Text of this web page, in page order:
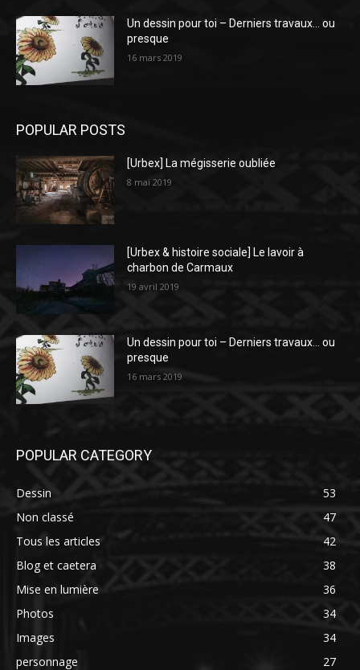
Un dessin pour toi – Derniers travaux… ou
presque
16 mars 2019
POPULAR POSTS
[Urbex] La mégisserie oubliée
8 mai 2019
[Urbex & histoire sociale] Le lavoir à
charbon de Carmaux
19 avril 2019
Un dessin pour toi – Derniers travaux… ou
presque
16 mars 2019
POPULAR CATEGORY
Dessin
53
Non classé
47
Tous les articles
42
Blog et caetera
38
Mise en lumière
36
Photos
34
Images
34
personnage
27